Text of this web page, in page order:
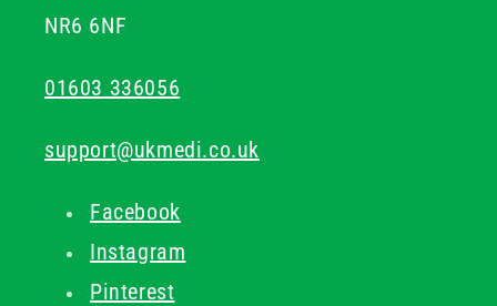
NR6 6NF
01603 336056
support@ukmedi.co.uk
Facebook
Instagram
Pinterest